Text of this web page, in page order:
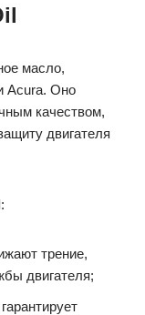
масло,
Acura. Оно
качеством,
двигателя
:
трение,
двигателя;